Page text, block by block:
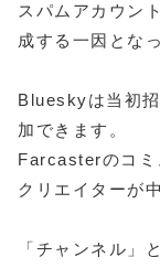
スパムアカウン
成する一因とな
Blueskyは当初
加できます。
Farcasterのコミ
クリエイターが
「チャンネル」